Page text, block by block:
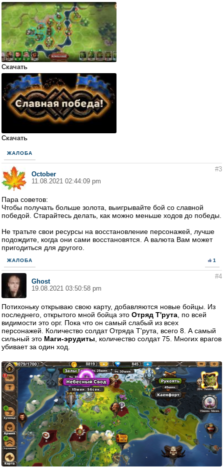
Скачать
Скачать
ЖАЛОБА
October
11.08.2021 02:44:09 pm
#3
Пара советов:
Чтобы получать больше золота, выигрывайте бой со славной
победой. Старайтесь делать, как можно меньше ходов до победы.
Не тратьте свои ресурсы на восстановление персонажей, лучше
подождите, когда они сами восстановятся. А валюта Вам может
пригодиться для другого.
ЖАЛОБА 1
Ghost
19.08.2021 03:50:58 pm
#4
Потихоньку открываю свою карту, добавляются новые бойцы. Из
последнего, открытого мной бойца это Отряд Т'рута , по всей
видимости это орг. Пока что он самый слабый из всех
персонажей. Количество солдат Отряда Т'рута, всего 8. А самый
сильный это Маги-эрудиты , количество солдат 75. Многих врагов
убивает за один ход.